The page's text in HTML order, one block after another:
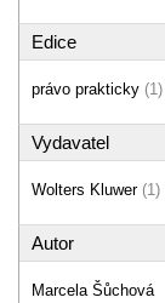
Edice
právo prakticky (1)
Vydavatel
Wolters Kluwer (1)
Autor
Marcela Šůchová